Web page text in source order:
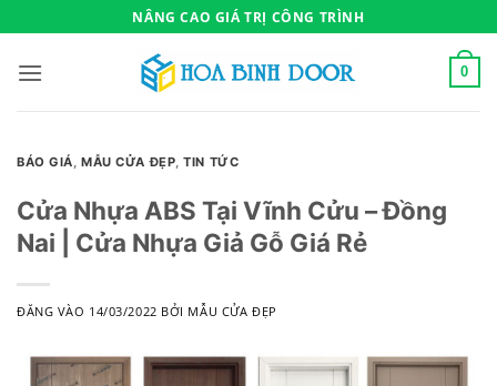
qua
nội
NÂNG CAO GIÁ TRỊ CÔNG TRÌNH
0
BÁO GIÁ,MẪU CỬA ĐẸP,TIN TỨC
Cửa Nhựa ABS Tại Vĩnh Cửu – Đồng
Nai | Cửa Nhựa Giả Gỗ Giá Rẻ
ĐĂNG VÀO 14/03/2022 BỞI MẪU CỬA ĐẸP